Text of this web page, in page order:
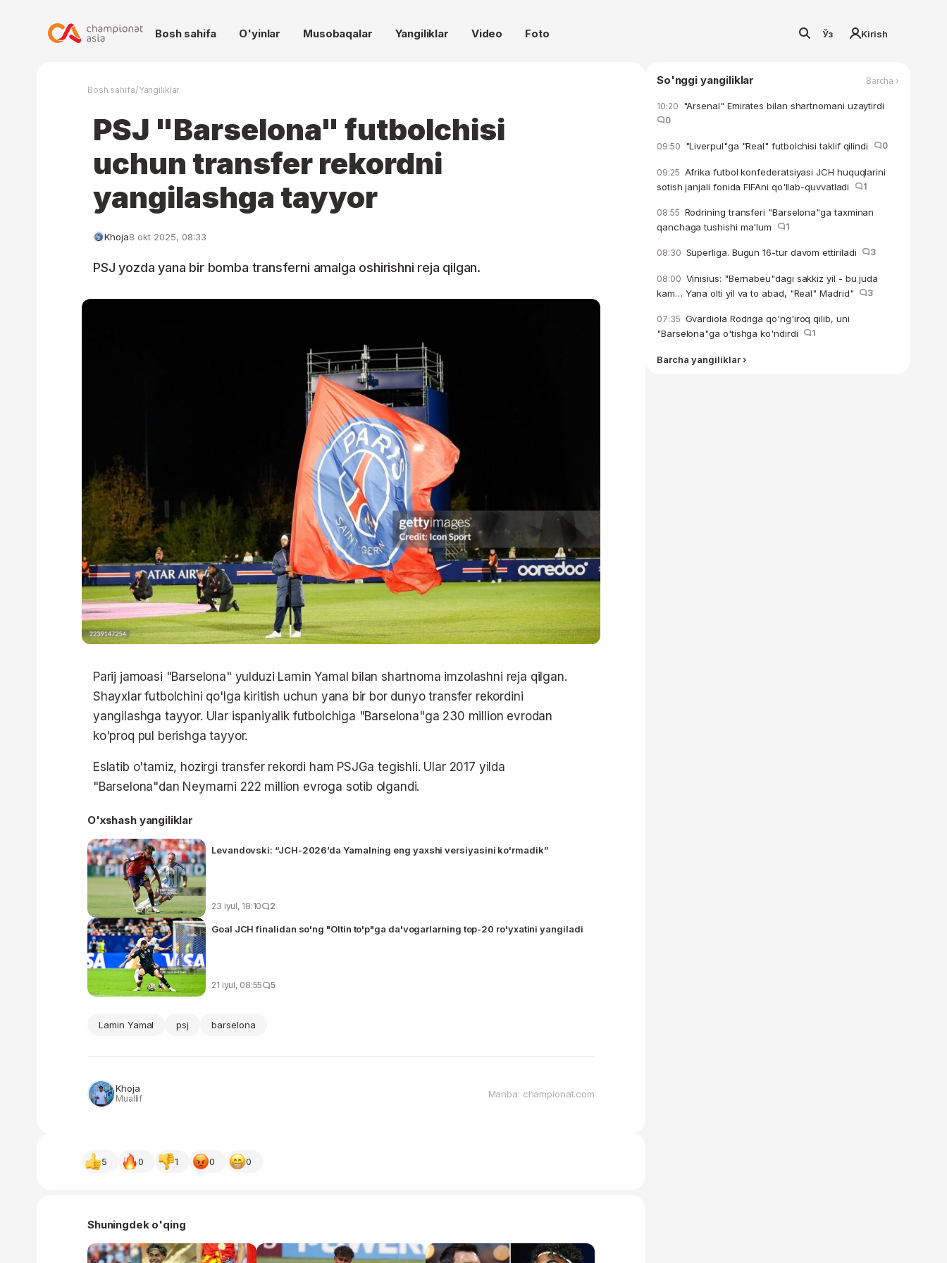
Bosh sahifa O'yinlar Musobaqalar Yangiliklar Video Foto Ўз Kirish
Bosh sahifa/Yangiliklar
PSJ "Barselona" futbolchisi
uchun transfer rekordni
yangilashga tayyor
Khoja8 okt 2025, 08:33
PSJ yozda yana bir bomba transferni amalga oshirishni reja qilgan.
Parij jamoasi "Barselona" yulduzi Lamin Yamal bilan shartnoma imzolashni reja qilgan.
Shayxlar futbolchini qo'lga kiritish uchun yana bir bor dunyo transfer rekordini
yangilashga tayyor. Ular ispaniyalik futbolchiga "Barselona"ga 230 million evrodan
ko'proq pul berishga tayyor.
Eslatib o'tamiz, hozirgi transfer rekordi ham PSJGa tegishli. Ular 2017 yilda
"Barselona"dan Neymarni 222 million evroga sotib olgandi.
O'xshash yangiliklar
Levandovski: “JCH-2026’da Yamalning eng yaxshi versiyasini ko'rmadik”
23 iyul, 18:10 2
Goal JCH finalidan so'ng "Oltin to'p"ga da'vogarlarning top-20 ro'yxatini yangiladi
21 iyul, 08:55 5
Lamin Yamal psj barselona
Khoja
Muallif Manba: championat.com
5 0 1 0 0
Shuningdek o'qing
So'nggi yangiliklar Barcha ›
10:20 "Arsenal" Emirates bilan shartnomani uzaytirdi
0
09:50 "Liverpul"ga "Real" futbolchisi taklif qilindi 0
09:25 Afrika futbol konfederatsiyasi JCH huquqlarini
sotish janjali fonida FIFAni qo'llab-quvvatladi
1
08:55 Rodrining transferi "Barselona"ga taxminan
qanchaga tushishi ma'lum
1
08:30 Superliga. Bugun 16-tur davom ettiriladi 3
08:00 Vinisius: "Bernabeu"dagi sakkiz yil - bu juda
kam… Yana olti yil va to abad, "Real" Madrid"
3
07:35 Gvardiola Rodriga qo'ng'iroq qilib, uni
"Barselona"ga o'tishga ko'ndirdi
1
Barcha yangiliklar ›